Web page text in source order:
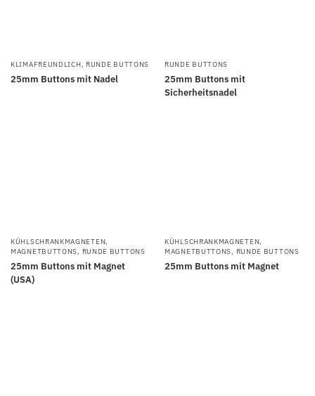
KLIMAFREUNDLICH, RUNDE BUTTONS
25mm Buttons mit Nadel
RUNDE BUTTONS
25mm Buttons mit
Sicherheitsnadel
KÜHLSCHRANKMAGNETEN,
MAGNETBUTTONS, RUNDE BUTTONS
25mm Buttons mit Magnet
(USA)
KÜHLSCHRANKMAGNETEN,
MAGNETBUTTONS, RUNDE BUTTONS
25mm Buttons mit Magnet